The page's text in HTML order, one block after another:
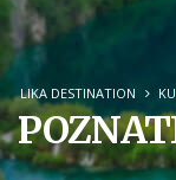
LIKA DESTINATION